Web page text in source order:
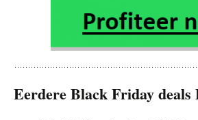
Eerdere Black Friday deals